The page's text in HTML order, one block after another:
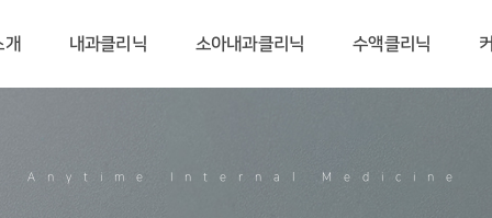
개 내과클리닉 소아내과클리닉 수액클리닉
Anytime Internal Medicine